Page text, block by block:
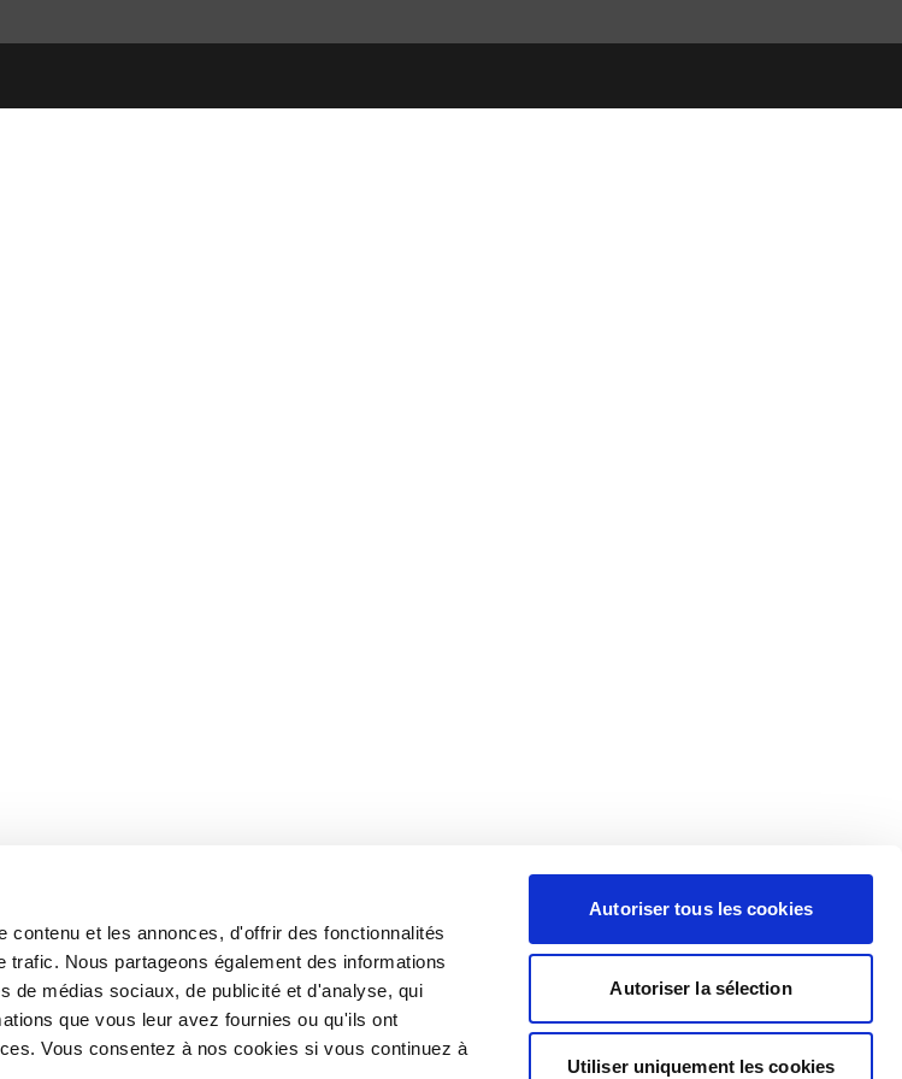
et les annonces, d'offrir des fonctionnalités
Nous partageons également des informations
de médias sociaux, de publicité et d'analyse, qui
que vous leur avez fournies ou qu'ils ont
Vous consentez à nos cookies si vous continuez à
Autoriser tous les cookies
Autoriser la sélection
Utiliser uniquement les cookies